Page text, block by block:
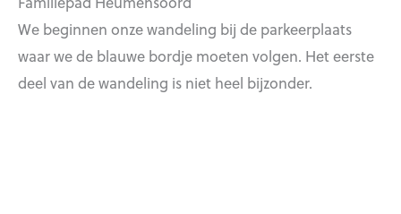
We beginnen onze wandeling bij de parkeerplaats
waar we de blauwe bordje moeten volgen. Het eerste
deel van de wandeling is niet heel bijzonder.